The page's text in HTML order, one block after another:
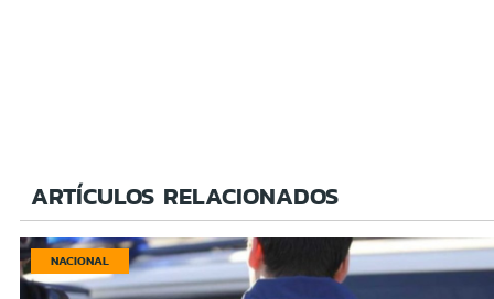
ARTÍCULOS RELACIONADOS
NACIONAL